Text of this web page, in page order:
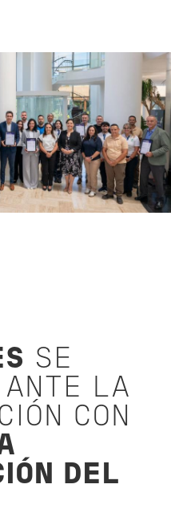
SE
ANTE LA
CON
DEL